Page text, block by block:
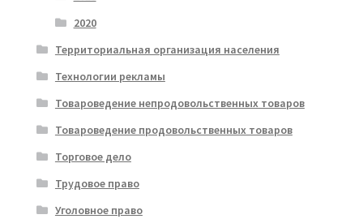
2020
Территориальная организация населения
Технологии рекламы
Товароведение непродовольственных товаров
Товароведение продовольственных товаров
Торговое дело
Трудовое право
Уголовное право